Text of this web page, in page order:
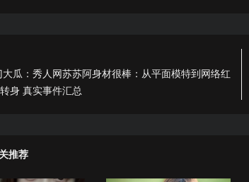
瓜：秀人网苏苏阿身材很棒：从平面模特到网络红
身 真实事件汇总
推荐